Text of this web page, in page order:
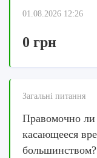
01.08.2026 12:26
0 грн
Загальні питання
Правомочно
касающееся